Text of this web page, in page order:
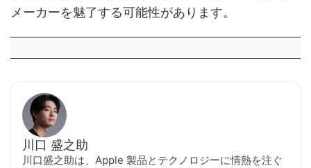
メーカーを魅了する可能性があります。
川口 盛之助
川口盛之助は、Apple 製品とテクノロジーに情熱を注ぐ